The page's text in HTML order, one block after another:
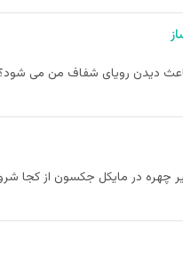
دیدن رویای شفاف من می شود؟
چهره در مایکل جکسون از كجا